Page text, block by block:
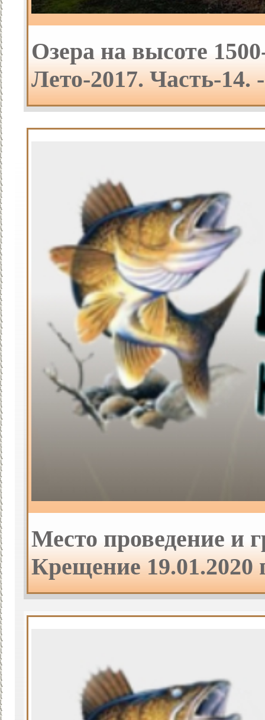
Озера на высоте
Лето-2017. Часть-14.
Место проведение и
Крещение 19.01.2020